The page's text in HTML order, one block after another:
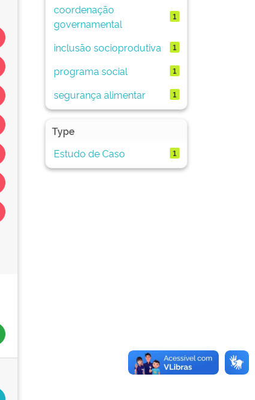
coordenação
governamental
1
inclusão socioprodutiva 1
programa social 1
segurança alimentar 1
Type
Estudo de Caso
1